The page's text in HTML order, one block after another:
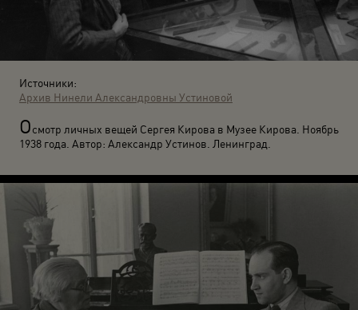
Источники:
Архив Нинели Александровны Устиновой
Осмотр личных вещей Сергея Кирова в Музее Кирова. Ноябрь
1938 года. Автор: Александр Устинов. Ленинград.